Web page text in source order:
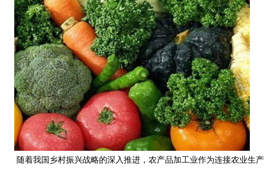
随着我国乡村振兴战略的深入推进，农产品加工业作为连接农业生产